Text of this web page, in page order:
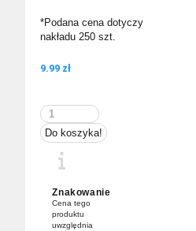
*Podana cena dotyczy
nakładu 250 szt.
9.99 zł
Odblaskowy
buff
Komin
Do koszyka!
Znakowanie
Cena tego
produktu
uwzględnia